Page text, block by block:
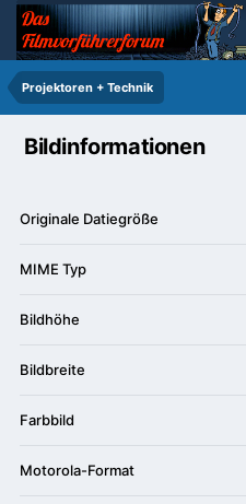
Projektoren + Technik
Bildinformationen
Originale Datiegröße
MIME Typ
Bildhöhe
Bildbreite
Farbbild
Motorola-Format